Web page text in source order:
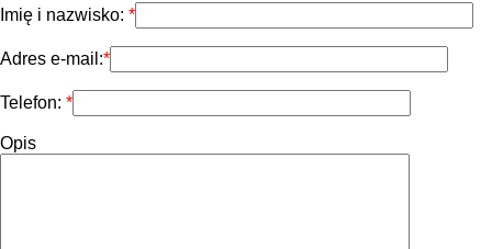
Imię i nazwisko:
Adres e-mail:
Telefon:
Opis